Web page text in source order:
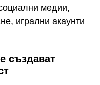
медии,
игрални акаунти
създават